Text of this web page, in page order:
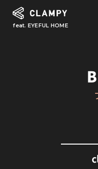
feat. EYEFUL HOME
Our